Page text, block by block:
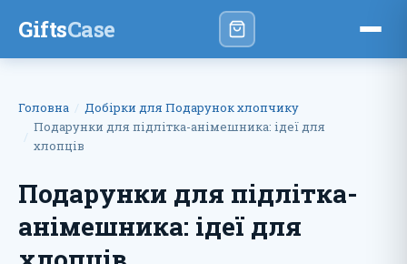
GiftsCase
Головна
Добірки для Подарунок хлопчику
Подарунки для підлітка-анімешника: ідеї для
хлопців
Подарунки для підлітка-
анімешника: ідеї для